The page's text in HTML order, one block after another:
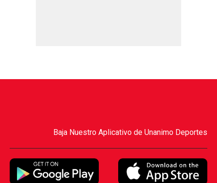
Baja Nuestro Aplicativo de Unanimo Deportes